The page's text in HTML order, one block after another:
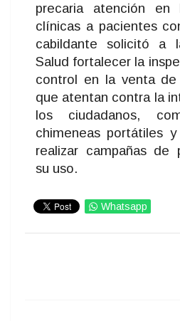
precaria atención en
clínicas a pacientes
cabildante solicitó a
Salud fortalecer la
control en la venta
que atentan contra la
los ciudadanos,
chimeneas portátiles
realizar campañas de
su uso.
Whatsapp